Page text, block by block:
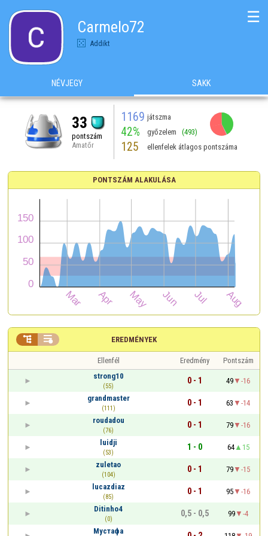
Carmelo72
Addikt
☰
NÉVJEGY SAKK
33
pontszám
Amatőr
1169 játszma
42% győzelem (493)
125 ellenfelek átlagos pontszáma
PONTSZÁM ALAKULÁSA
EREDMÉNYEK
 
Ellenfél Eredmény
Pontszám
strong10
(55)
0 - 1 49
-16
grandmaster
(111)
0 - 1 63
-14
roudadou
(76)
0 - 1 79
-16
luidji
(53)
1 - 0 64
15
zuletao
(104)
0 - 1 79
-15
lucazdiaz
(85)
0 - 1 95
-16
Ditinho4
(0)
0,5 - 0,5 99
-4
Мустафа